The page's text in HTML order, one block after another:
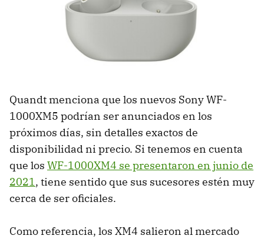
Quandt menciona que los nuevos Sony WF-
1000XM5 podrían ser anunciados en los
próximos días, sin detalles exactos de
disponibilidad ni precio. Si tenemos en cuenta
que los WF-1000XM4 se presentaron en junio de
2021, tiene sentido que sus sucesores estén muy
cerca de ser oficiales.
Como referencia, los XM4 salieron al mercado